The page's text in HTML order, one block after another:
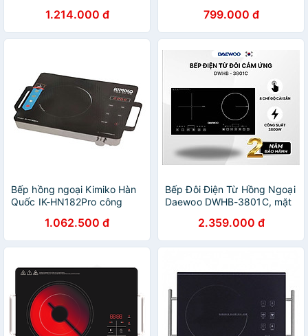
1.214.000 đ 799.000 đ
Bếp hồng ngoại Kimiko Hàn
Quốc IK-HN182Pro công
1.062.500 đ
Bếp Đôi Điện Từ Hồng Ngoại
Daewoo DWHB-3801C, mặt
phù hợp mọi loại nồi - Hàng
chính hãng
2.359.000 đ